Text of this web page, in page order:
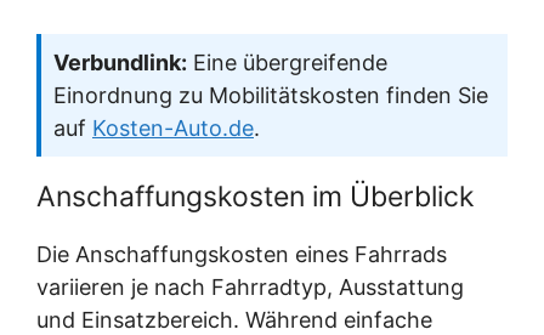
Verbundlink: Eine übergreifende
Einordnung zu Mobilitätskosten finden Sie
auf Kosten-Auto.de.
Anschaffungskosten im Überblick
Die Anschaffungskosten eines Fahrrads
variieren je nach Fahrradtyp, Ausstattung
und Einsatzbereich. Während einfache